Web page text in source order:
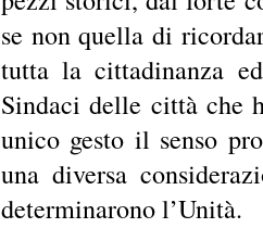
se non quella di
tutta la cittadinanza
Sindaci delle città che
unico gesto il senso
una diversa
determinarono l’Unità.